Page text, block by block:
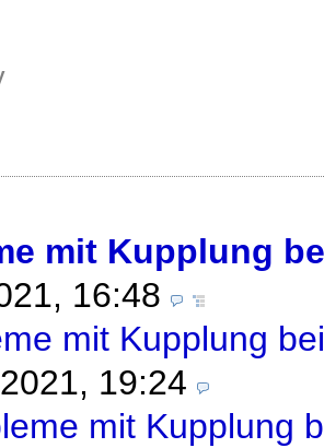
mit Kupplung
16:48
mit Kupplung
19:24
mit Kupplung